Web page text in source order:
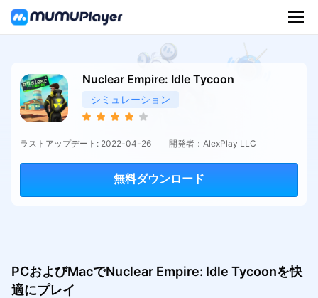
Nuclear Empire: Idle Tycoon
シミュレーション
ラストアップデート: 2022-04-26 開発者：AlexPlay LLC
無料ダウンロード
PCおよびMacでNuclear Empire: Idle Tycoonを快
適にプレイ